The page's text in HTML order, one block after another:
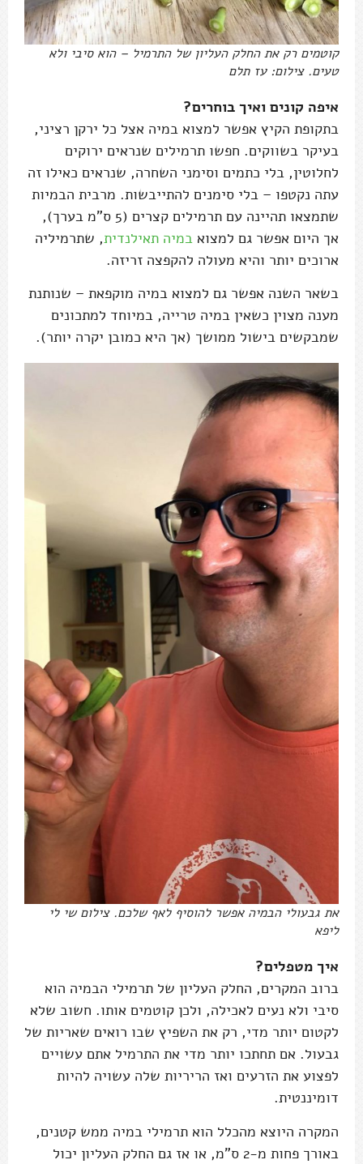
קוטמים רק את החלק העליון של התרמיל – הוא סיבי ולא
טעים. צילום: עז תלם
איפה קונים ואיך בוחרים?
בתקופת הקיץ אפשר למצוא במיה אצל כל ירקן רציני,
בעיקר בשווקים. חפשו תרמילים שנראים ירוקים
לחלוטין, בלי כתמים וסימני השחרה, שנראים כאילו זה
עתה נקטפו – בלי סימנים להתייבשות. מרבית הבמיות
שתמצאו תהיינה עם תרמילים קצרים (5 ס"מ בערך),
אך היום אפשר גם למצוא במיה תאילנדית, שתרמיליה
ארוכים יותר והיא מעולה להקפצה זריזה.
בשאר השנה אפשר גם למצוא במיה מוקפאת – שנותנת
מענה מצוין כשאין במיה טרייה, במיוחד למתכונים
שמבקשים בישול ממושך (אך היא כמובן יקרה יותר).
את גבעולי הבמיה אפשר להוסיף לאף שלכם. צילום שי לי
ליפא
איך מטפלים?
ברוב המקרים, החלק העליון של תרמילי הבמיה הוא
סיבי ולא נעים לאכילה, ולכן קוטמים אותו. חשוב שלא
לקטום יותר מדי, רק את השפיץ שבו רואים שאריות של
גבעול. אם תחתכו יותר מדי את התרמיל אתם עשויים
לפצוע את הזרעים ואז הריריות שלה עשויה להיות
דומיננטית.
המקרה היוצא מהכלל הוא תרמילי במיה ממש קטנים,
באורך פחות מ-2 ס"מ, או אז גם החלק העליון יכול